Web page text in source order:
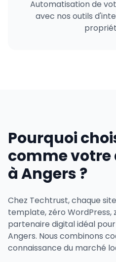
Automatisation de
avec nos outils
Pourquoi
comme votre
à Angers ?
Chez Techtrust, chaque
template, zéro WordPress,
partenaire digital idéal
Angers. Nous combinons
connaissance du marché